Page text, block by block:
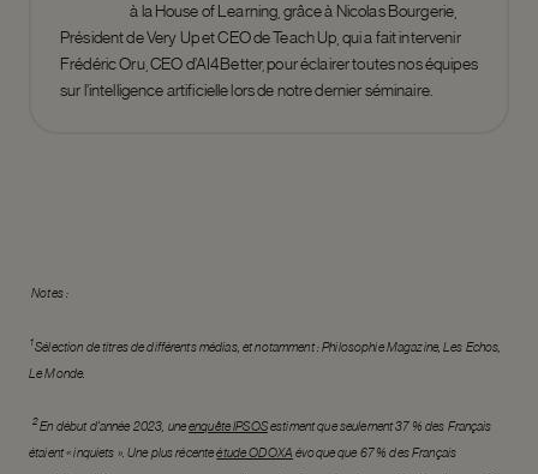
à la House of Learning, grâce à Nicolas Bourgerie,
Président de Very Up et CEO de Teach Up, qui a fait intervenir
Frédéric Oru, CEO d’AI4Better, pour éclairer toutes nos équipes
sur l’intelligence artificielle lors de notre dernier séminaire.
Notes :
1Sélection de titres de différents médias, et notamment : Philosophie Magazine, Les Echos,
Le Monde.
2En début d’année 2023, uneenquête IPSOSestiment que seulement 37 % des Français
étaient « inquiets ». Une plus récenteétude ODOXA évoque que 67 % des Français